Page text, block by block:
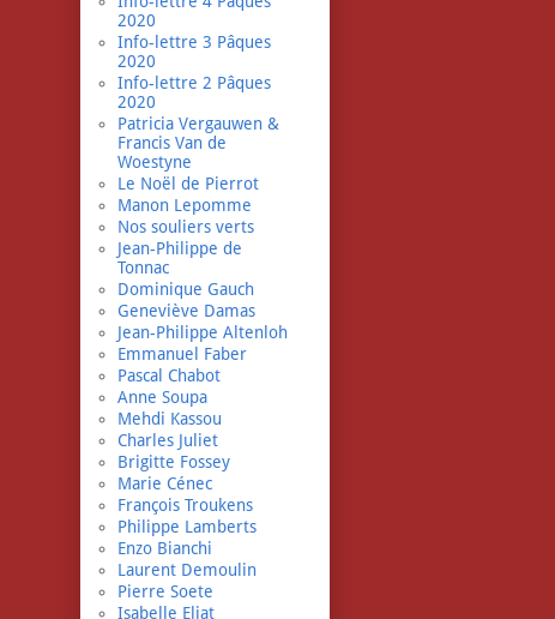
2020
Info-lettre 3 Pâques
2020
Info-lettre 2 Pâques
2020
Patricia Vergauwen &
Francis Van de
Woestyne
Le Noël de Pierrot
Manon Lepomme
Nos souliers verts
Jean-Philippe de
Tonnac
Dominique Gauch
Geneviève Damas
Jean-Philippe Altenloh
Emmanuel Faber
Pascal Chabot
Anne Soupa
Mehdi Kassou
Charles Juliet
Brigitte Fossey
Marie Cénec
François Troukens
Philippe Lamberts
Enzo Bianchi
Laurent Demoulin
Pierre Soete
Isabelle Eliat